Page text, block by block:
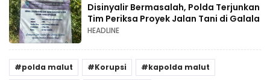
Disinyalir Bermasalah, Polda Terjunkan
Tim Periksa Proyek Jalan Tani di Galala
HEADLINE
polda malut Korupsi
kapolda malut